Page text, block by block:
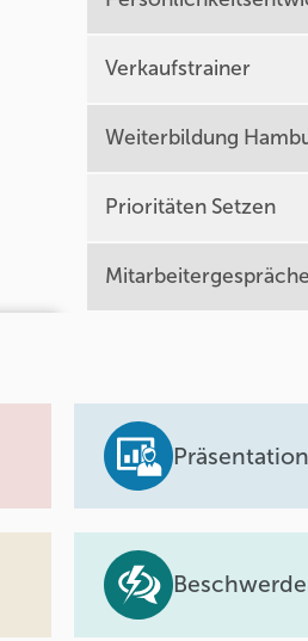
Verkaufstrainer
Weiterbildung
Prioritäten Setzen